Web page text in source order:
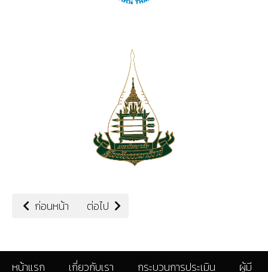
เนื้อหาก่อนหน้า: องค์กรพัฒนาเอกชน
ก่อนหน้า เนื้อหาถัดไป: ผู้มีส่วนได้ส่วนเสีย
ต่อไป
หน้าแรก เกี่ยวกับเรา กระบวนการประเมิน ผู้มี